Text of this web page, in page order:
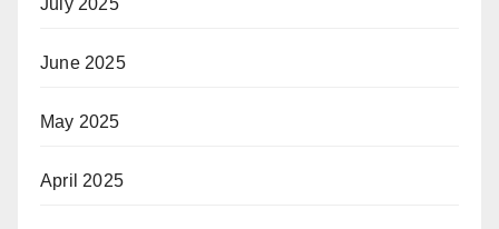
July 2025
June 2025
May 2025
April 2025